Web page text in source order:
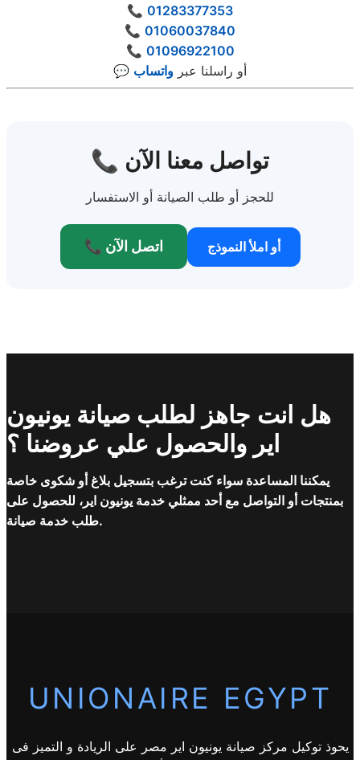
📞 01283377353
📞 01060037840
📞 01096922100
💬 أو راسلنا عبر واتساب
📞 تواصل معنا الآن
للحجز أو طلب الصيانة أو الاستفسار
📞 اتصل الآن أو املأ النموذج
هل انت جاهز لطلب صيانة يونيون
اير والحصول علي عروضنا ؟
يمكننا المساعدة سواء كنت ترغب بتسجيل بلاغ أو شكوى خاصة
بمنتجات أو التواصل مع أحد ممثلي خدمة يونيون اير، للحصول على
طلب خدمة صيانة.
UNIONAIRE EGYPT
يحوذ توكيل مركز صيانة يونيون اير مصر على الريادة و التميز فى